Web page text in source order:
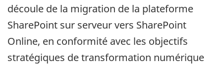
découle de la migration de la plateforme
SharePoint sur serveur vers SharePoint
Online, en conformité avec les objectifs
stratégiques de transformation numérique